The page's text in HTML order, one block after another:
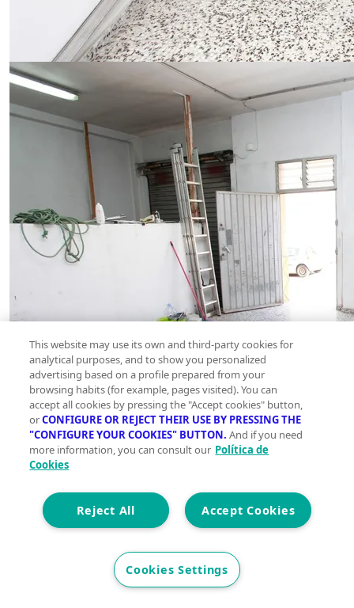
This website may use its own and third-party cookies for
analytical purposes, and to show you personalized
advertising based on a profile prepared from your
browsing habits (for example, pages visited). You can
accept all cookies by pressing the "Accept cookies" button,
orCONFIGURE OR REJECT THEIR USE BY PRESSING THE
"CONFIGURE YOUR COOKIES" BUTTON. And if you need
more information, you can consult our Política de
Cookies
Accept Cookies
Reject All
Cookies Settings